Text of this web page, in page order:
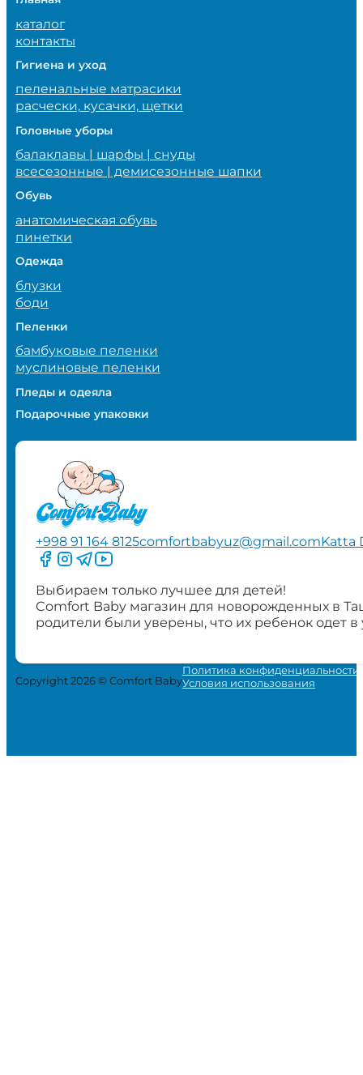
каталог
контакты
Гигиена и уход
пеленальные матрасики
расчески, кусачки, щетки
Головные уборы
балаклавы | шарфы | снуды
всесезонные | демисезонные шапки
Обувь
анатомическая обувь
пинетки
Одежда
блузки
боди
Пеленки
бамбуковые пеленки
муслиновые пеленки
Пледы и одеяла
Подарочные упаковки
+998 91 164 8125comfortbabyuz@gmail.comKatta
Следите за нами на Facebook
Следите за нами в Instagram
Следите за нами в Telegram
Следите за нами в YouTube
Выбираем только лучшее для детей!
Comfort Baby магазин для новорожденных в
родители были уверены, что их ребенок одет
Copyright 2026 © Comfort Baby
Политика конфиденциальности
Условия использования